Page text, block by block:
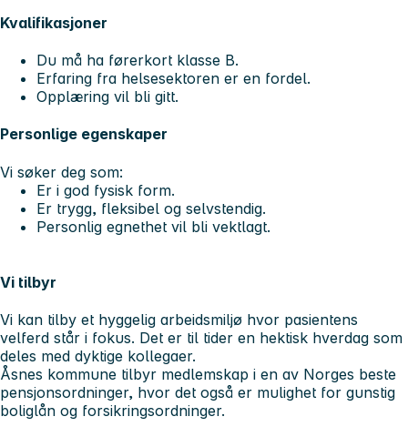
Kvalifikasjoner
Du må ha førerkort klasse B.
Erfaring fra helsesektoren er en fordel.
Opplæring vil bli gitt.
Personlige egenskaper
Vi søker deg som:
Er i god fysisk form.
Er trygg, fleksibel og selvstendig.
Personlig egnethet vil bli vektlagt.
Vi tilbyr
Vi kan tilby et hyggelig arbeidsmiljø hvor pasientens
velferd står i fokus. Det er til tider en hektisk hverdag som
deles med dyktige kollegaer.
Åsnes kommune tilbyr medlemskap i en av Norges beste
pensjonsordninger, hvor det også er mulighet for gunstig
boliglån og forsikringsordninger.